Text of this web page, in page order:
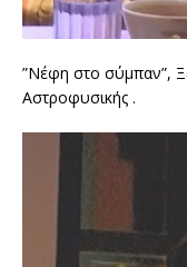
”Νέφη στο σύμπαν”,
Aστροφυσικής .